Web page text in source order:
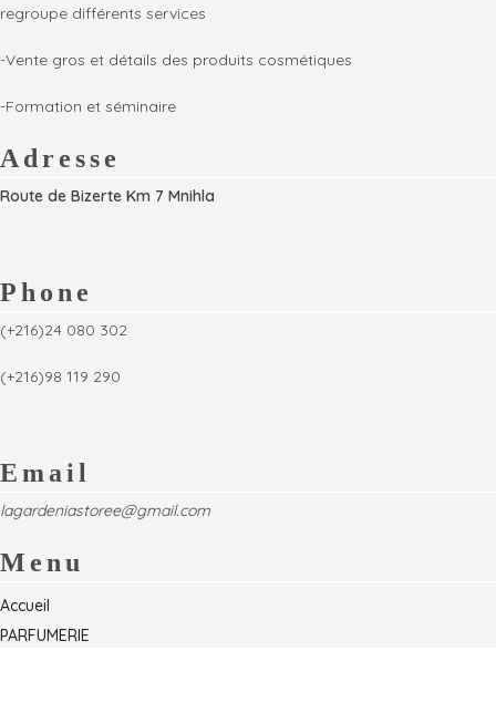
regroupe différents services
-Vente gros et détails des produits cosmétiques
-Formation et séminaire
Adresse
Route de Bizerte Km 7 Mnihla
Phone
(+216)24 080 302
(+216)98 119 290
Email
lagardeniastoree@gmail.com
Menu
Accueil
PARFUMERIE